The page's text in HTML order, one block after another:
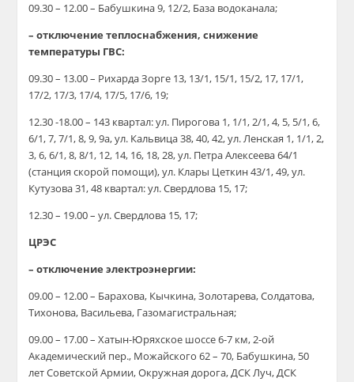
09.30 – 12.00 – Бабушкина 9, 12/2, База водоканала;
– отключение теплоснабжения, снижение
температуры ГВС:
09.30 – 13.00 – Рихарда Зорге 13, 13/1, 15/1, 15/2, 17, 17/1,
17/2, 17/3, 17/4, 17/5, 17/6, 19;
12.30 -18.00 – 143 квартал: ул. Пирогова 1, 1/1, 2/1, 4, 5, 5/1, 6,
6/1, 7, 7/1, 8, 9, 9а, ул. Кальвица 38, 40, 42, ул. Ленская 1, 1/1, 2,
3, 6, 6/1, 8, 8/1, 12, 14, 16, 18, 28, ул. Петра Алексеева 64/1
(станция скорой помощи), ул. Клары Цеткин 43/1, 49, ул.
Кутузова 31, 48 квартал: ул. Свердлова 15, 17;
12.30 – 19.00 – ул. Свердлова 15, 17;
ЦРЭС
– отключение электроэнергии:
09.00 – 12.00 – Барахова, Кычкина, Золотарева, Солдатова,
Тихонова, Васильева, Газомагистральная;
09.00 – 17.00 – Хатын-Юряхское шоссе 6-7 км, 2-ой
Академический пер., Можайского 62 – 70, Бабушкина, 50
лет Советской Армии, Окружная дорога, ДСК Луч, ДСК